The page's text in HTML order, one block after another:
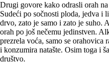
Drugi govore kako odrasli orah
Sudeći po sočnosti ploda, jedva i
drvo, zato je samo i zato je suho.
orah po još nečemu jedinstven.
prezrela voća, samo se orahovica
i konzumira natašte. Osim toga i
društvo.